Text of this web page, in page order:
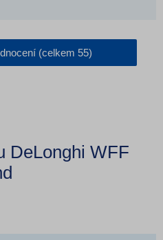
(celkem 55)
DeLonghi WFF